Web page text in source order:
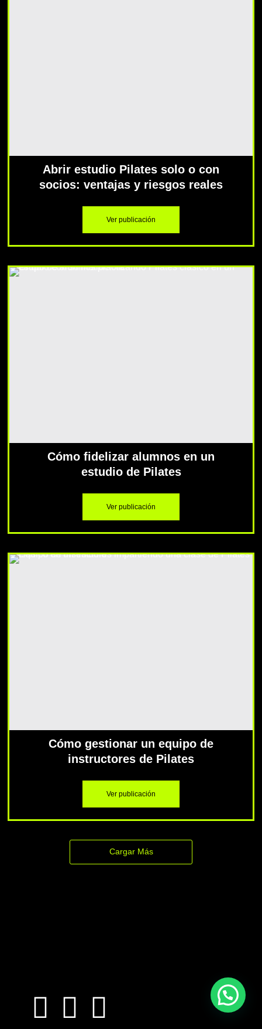
Abrir estudio Pilates solo o con
socios: ventajas y riesgos reales
Ver publicación
Cómo fidelizar alumnos en un
estudio de Pilates
Ver publicación
Cómo gestionar un equipo de
instructores de Pilates
Ver publicación
Cargar Más
Pídenos más información sobre nuestras clases o